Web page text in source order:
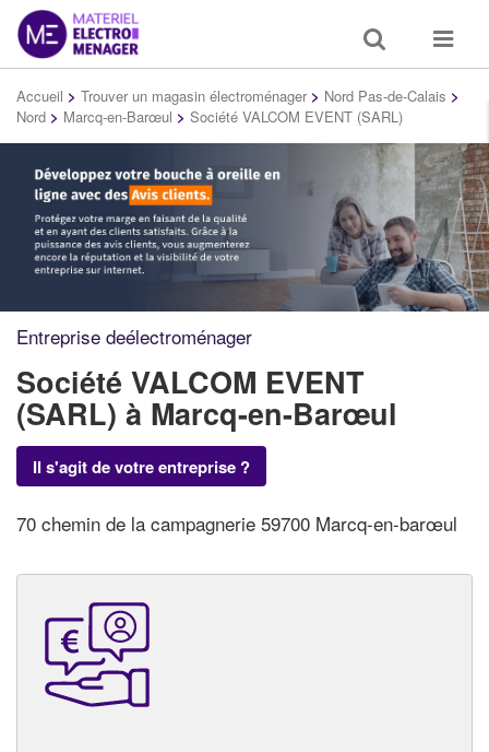
Toggle
search
Toggle
Accueil > Trouver un magasin électroménager > Nord Pas-de-Calais >
Nord > Marcq-en-Barœul > Société VALCOM EVENT (SARL)
Entreprise deélectroménager
Société VALCOM EVENT
(SARL) à Marcq-en-Barœul
Il s'agit de votre entreprise ?
70 chemin de la campagnerie 59700 Marcq-en-barœul